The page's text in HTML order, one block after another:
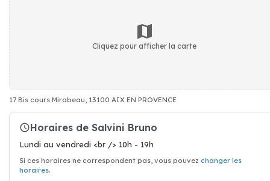
Cliquez pour afficher la carte
17 Bis cours Mirabeau, 13100 AIX EN PROVENCE
Horaires de Salvini Bruno
Lundi au vendredi <br /> 10h - 19h
Si ces horaires ne correspondent pas, vous pouvez changer les
horaires.